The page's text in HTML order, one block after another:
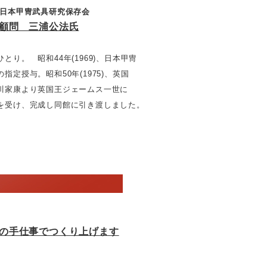
本甲冑武具研究保存会
顧問 三浦公法氏
。 昭和44年(1969)、日本甲冑
授与。昭和50年(1975)、英国
より英国王ジェームス一世に
、完成し同館に引き渡しました。
手仕事でつくり上げます